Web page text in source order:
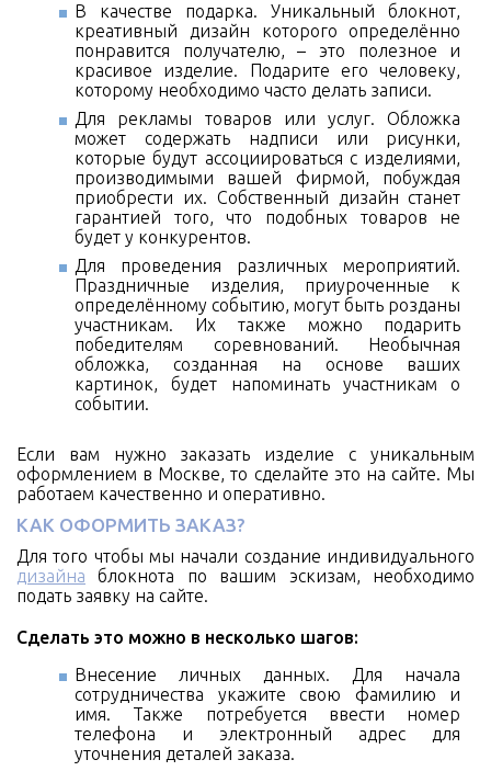
В качестве подарка. Уникальный блокнот,
креативный дизайн которого определённо
понравится получателю, – это полезное и
красивое изделие. Подарите его человеку,
которому необходимо часто делать записи.
Для рекламы товаров или услуг. Обложка
может содержать надписи или рисунки,
которые будут ассоциироваться с изделиями,
производимыми вашей фирмой, побуждая
приобрести их. Собственный дизайн станет
гарантией того, что подобных товаров не
будет у конкурентов.
Для проведения различных мероприятий.
Праздничные изделия, приуроченные к
определённому событию, могут быть розданы
участникам. Их также можно подарить
победителям соревнований. Необычная
обложка, созданная на основе ваших
картинок, будет напоминать участникам о
событии.
Если вам нужно заказать изделие с уникальным
оформлением в Москве, то сделайте это на сайте. Мы
работаем качественно и оперативно.
КАК ОФОРМИТЬ ЗАКАЗ?
Для того чтобы мы начали создание индивидуального
дизайна блокнота по вашим эскизам, необходимо
подать заявку на сайте.
Сделать это можно в несколько шагов:
Внесение личных данных. Для начала
сотрудничества укажите свою фамилию и
имя. Также потребуется ввести номер
телефона и электронный адрес для
уточнения деталей заказа.